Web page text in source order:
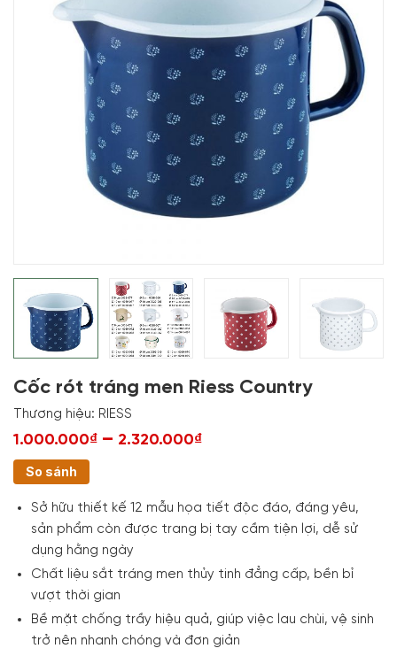
Cốc rót tráng men Riess Country
Thương hiệu: RIESS
1.000.000₫ – 2.320.000₫
So sánh
Sở hữu thiết kế 12 mẫu họa tiết độc đáo, đáng yêu,
sản phẩm còn được trang bị tay cầm tiện lợi, dễ sử
dụng hằng ngày
Chất liệu sắt tráng men thủy tinh đẳng cấp, bền bỉ
vượt thời gian
Bề mặt chống trầy hiệu quả, giúp việc lau chùi, vệ sinh
trở nên nhanh chóng và đơn giản